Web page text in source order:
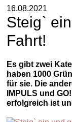
16.08.2021
Steig`
Fahrt!
Es gibt zwei
haben 1000
für sie. Die
IMPULS und
erfolgreich ist